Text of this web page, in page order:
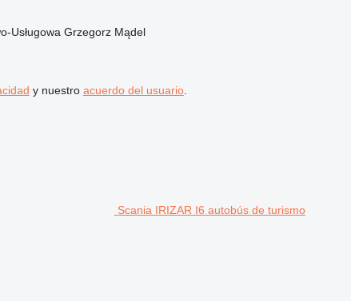
Usługowa Grzegorz Mądel
y nuestro acuerdo del usuario.
Scania IRIZAR I6 autobús de turismo